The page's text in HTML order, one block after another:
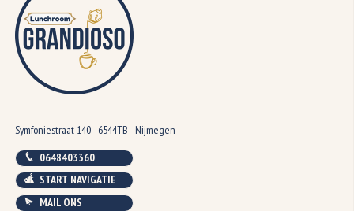
Symfoniestraat 140 - 6544TB - Nijmegen
0648403360
START NAVIGATIE
MAIL ONS